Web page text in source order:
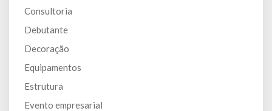
Consultoria
Debutante
Decoração
Equipamentos
Estrutura
Evento empresarial